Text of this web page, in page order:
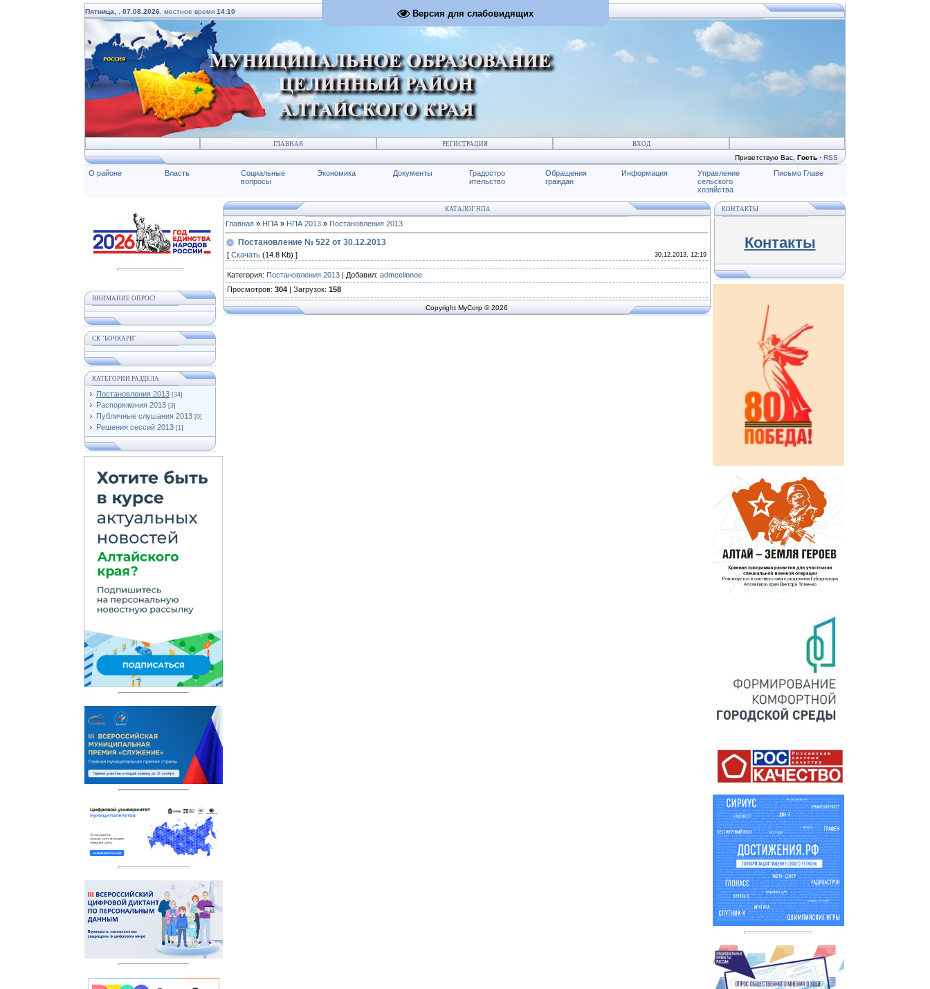
Версия для слабовидящих
Пятница, 07.08.2026 , местное время 14:10
ГЛАВНАЯ РЕГИСТРАЦИЯ ВХОД
Приветствую Вас Гость · RSS
О районе Власть
Социальные
вопросы
Экономика Документы
Градостро
ительство
Обращения
граждан
Информация
Управление
сельского
хозяйства
Письмо Главе
ВНИМАНИЕ ОПРОС!
СК "БОЧКАРИ"
КАТЕГОРИИ РАЗДЕЛА
Постановления 2013 [34]
Распоряжения 2013 [3]
Публичные слушания 2013 [0]
Решения сессий 2013 [1]
КАТАЛОГ НПА
Главная » НПА » НПА 2013 » Постановления 2013
Постановление № 522 от 30.12.2013
[ Скачать (14.8 Kb) ] 30.12.2013, 12:19
Категория: Постановления 2013 | Добавил: admcelinnoe
Просмотров: 304 | Загрузок: 158
Copyright MyCorp © 2026
КОНТАКТЫ
Контакты